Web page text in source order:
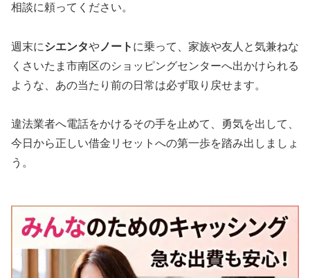
相談に頼ってください。
週末にシエンタや ノート に乗って、家族や友人と気兼ねな
くさいたま市南区のショッピングセンターへ出かけられる
ような、あの当たり前の日常は必ず取り戻せます。
違法業者へ電話をかけるその手を止めて、勇気を出して、
今日から正しい借金リセットへの第一歩を踏み出しましょ
う。